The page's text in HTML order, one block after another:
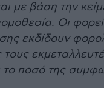
με βάση την
Οι
εκδίδουν
τους
το ποσό της